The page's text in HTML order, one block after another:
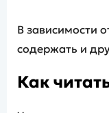
В зависимости
содержать и
Как